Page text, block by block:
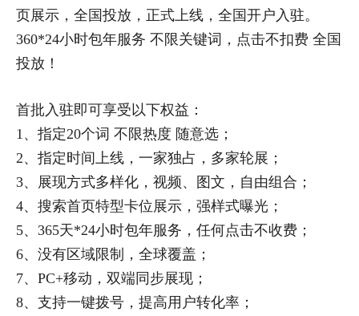
页展示，全国投放，正式上线，全国开户入驻。
360*24小时包年服务 不限关键词，点击不扣费 全国
投放！
首批入驻即可享受以下权益：
1、指定20个词 不限热度 随意选 ；
2、指定时间上线，一家独占，多家轮展 ；
3、展现方式多样化，视频、图文，自由组合 ；
4、搜索首页特型卡位展示，强样式曝光 ；
5、365天*24小时包年服务，任何点击不收费 ；
6、没有区域限制，全球覆盖 ；
7、PC+移动，双端同步展现 ；
8、支持一键拨号，提高用户转化率 ；